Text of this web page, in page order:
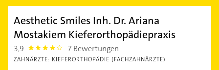
Aesthetic Smiles Inh. Dr. Ariana
Mostakiem Kieferorthopädiepraxis
3,9 3.9 7 Bewertungen
ZAHNÄRZTE: KIEFERORTHOPÄDIE (FACHZAHNÄRZTE)